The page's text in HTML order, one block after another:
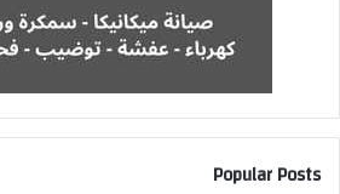
Popular Posts